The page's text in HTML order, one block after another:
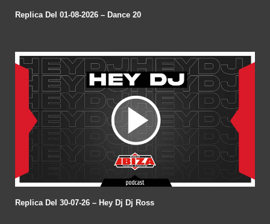
Replica Del 01-08-2026 – Dance 20
Replica Del 30-07-26 – Hey Dj Dj Ross